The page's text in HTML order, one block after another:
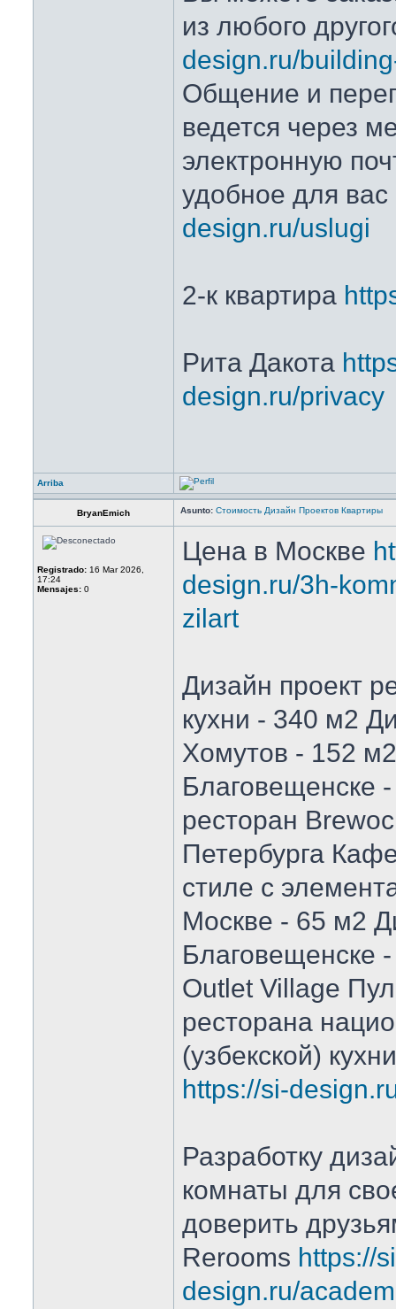
из любого
design.ru/
Общение и
ведется через
электронную
удобное для
design.ru/uslugi
2-к квартира
Рита Дакота
design.ru/privacy
Arriba
BryanEmich Asunto: Стоимость Дизайн Проектов Квартиры
Registrado: 16 Mar 2026,
17:24
Mensajes: 0
Цена в Москве
design.ru/3h-
zilart
Дизайн проект
кухни - 340 м2
Хомутов - 152
Благовещенске
ресторан
Петербурга
стиле с
Москве - 65 м2
Благовещенске
Outlet Village
ресторана
(узбекской)
https://si-
Разработку
комнаты для
доверить
Rerooms https://
design.ru/